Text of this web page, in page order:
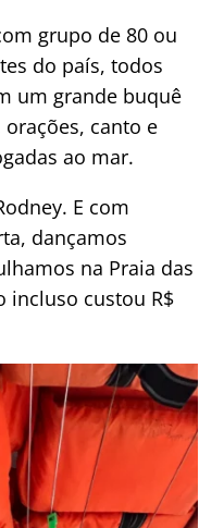
grupo de 80 ou
do país, todos
um grande buquê
canto e
ao mar.
E com
dançamos
na Praia das
incluso custou R$